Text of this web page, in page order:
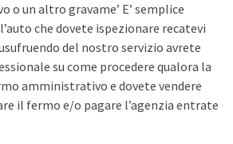
un altro gravame’ E’ semplice
che dovete ispezionare recatevi
del nostro servizio avrete
su come procedere qualora la
amministrativo e dovete vendere
il fermo e/o pagare l’agenzia entrate